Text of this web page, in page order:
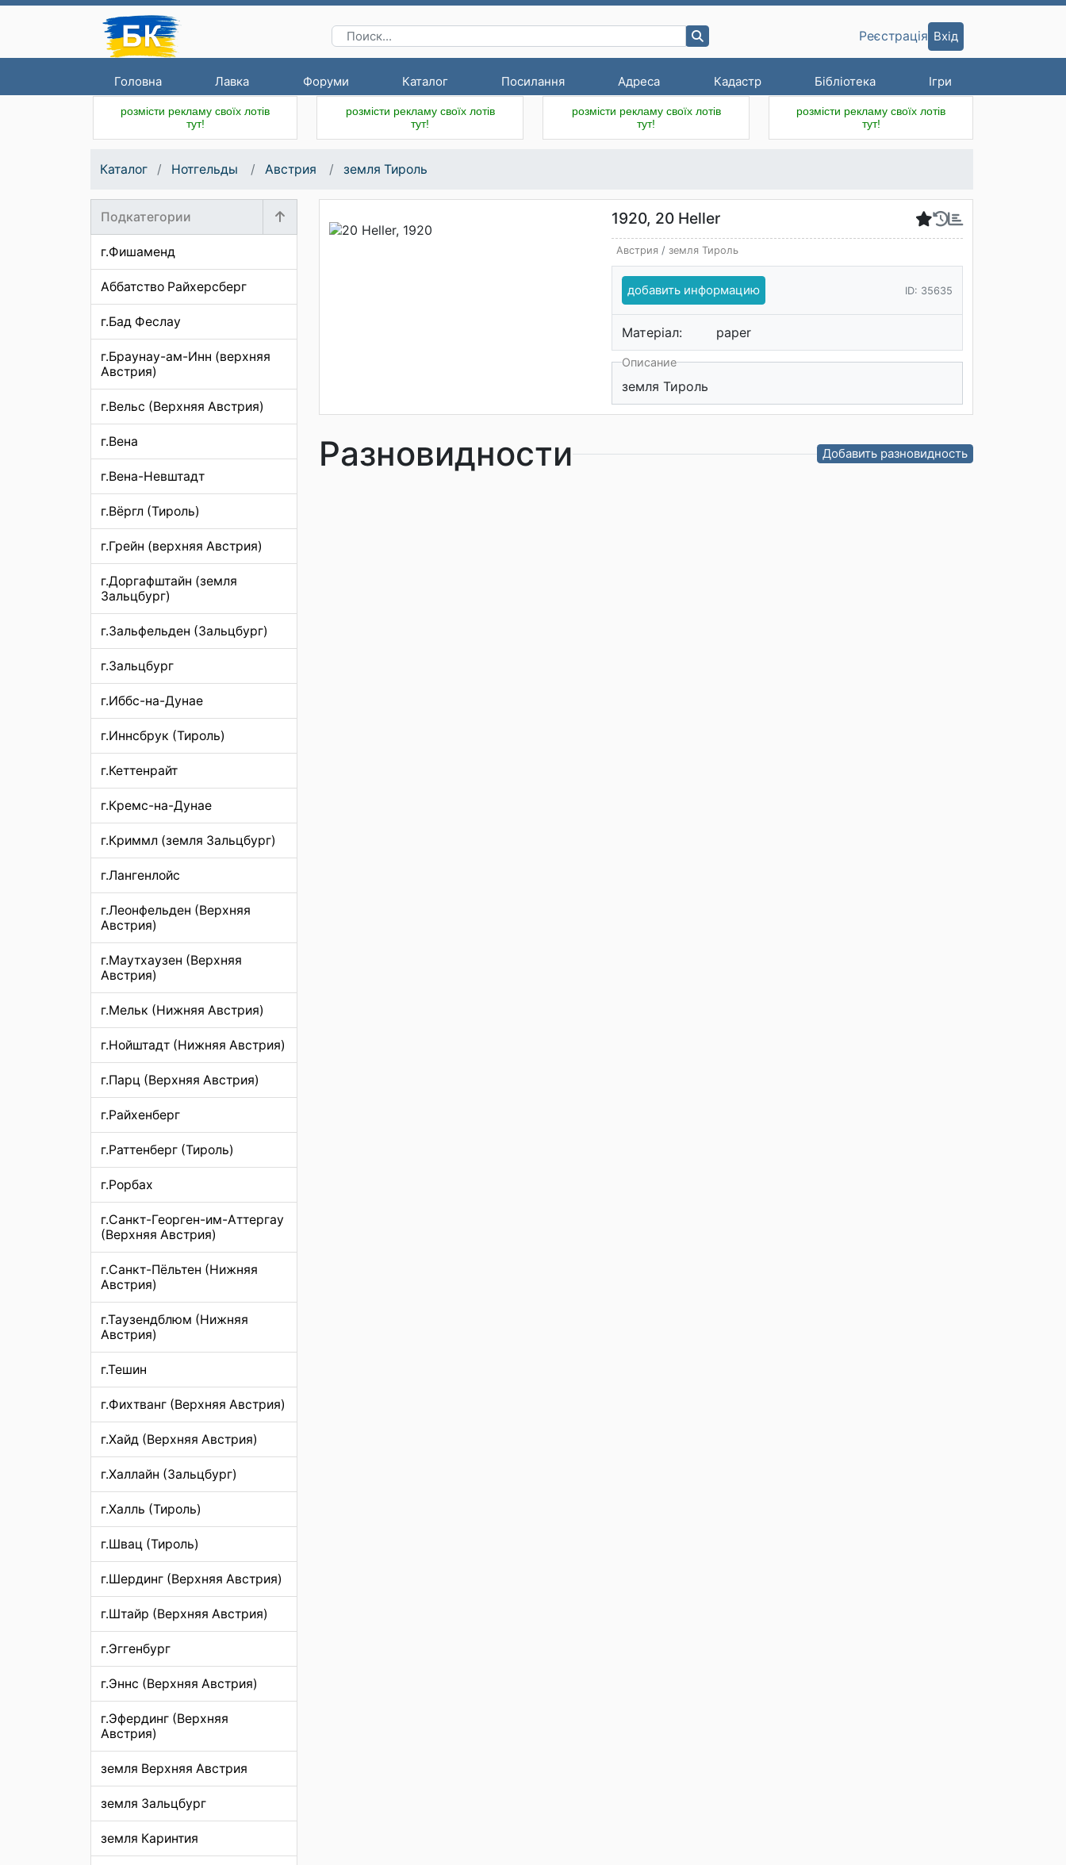
Головна Лавка Форуми Каталог Посилання Адреса Кадастр Бібліотека Ігри
Реєстрація Вхід
розмісти рекламу своїх лотів
тут!
розмісти рекламу своїх лотів
тут!
розмісти рекламу своїх лотів
тут!
розмісти рекламу своїх лотів
тут!
Каталог Нотгельды Австрия земля Тироль
Подкатегории
г.Фишаменд
Аббатство Райхерсберг
г.Бад Феслау
г.Браунау-ам-Инн (верхняя
Австрия)
г.Вельс (Верхняя Австрия)
г.Вена
г.Вена-Невштадт
г.Вёргл (Тироль)
г.Грейн (верхняя Австрия)
г.Доргафштайн (земля
Зальцбург)
г.Зальфельден (Зальцбург)
г.Зальцбург
г.Иббс-на-Дунае
г.Иннсбрук (Тироль)
г.Кеттенрайт
г.Кремс-на-Дунае
г.Криммл (земля Зальцбург)
г.Лангенлойс
г.Леонфельден (Верхняя
Австрия)
г.Маутхаузен (Верхняя
Австрия)
г.Мельк (Нижняя Австрия)
г.Нойштадт (Нижняя Австрия)
г.Парц (Верхняя Австрия)
г.Райхенберг
г.Раттенберг (Тироль)
г.Рорбах
г.Санкт-Георген-им-Аттергау
(Верхняя Австрия)
г.Санкт-Пёльтен (Нижняя
Австрия)
г.Таузендблюм (Нижняя
Австрия)
г.Тешин
г.Фихтванг (Верхняя Австрия)
г.Хайд (Верхняя Австрия)
г.Халлайн (Зальцбург)
г.Халль (Тироль)
г.Швац (Тироль)
г.Шердинг (Верхняя Австрия)
г.Штайр (Верхняя Австрия)
г.Эггенбург
г.Эннс (Верхняя Австрия)
г.Эфердинг (Верхняя
Австрия)
земля Верхняя Австрия
земля Зальцбург
земля Каринтия
1920, 20 Heller
Австрия /земля Тироль
добавить информацию ID: 35635
Матеріал: paper
Описание
земля Тироль
Разновидности Добавить разновидность